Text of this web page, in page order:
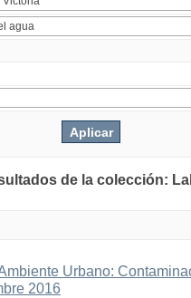
de la colección:
Urbano:
2016